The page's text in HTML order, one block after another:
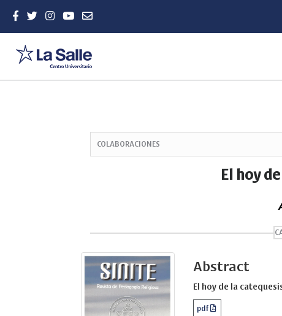
COLABORACIONES
El hoy
Abstract
El hoy de la
pdf